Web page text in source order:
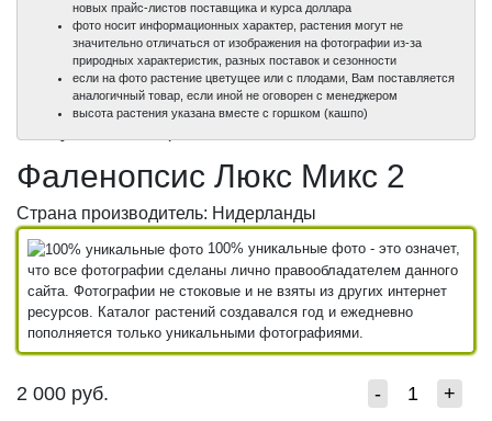
100%
100%
новых прайс-листов поставщика и курса доллара
фото носит информационных характер, растения могут не
значительно отличаться от изображения на фотографии из-за
природных характеристик, разных поставок и сезонности
если на фото растение цветущее или с плодами, Вам поставляется
аналогичный товар, если иной не оговорен с менеджером
высота растения указана вместе с горшком (кашпо)
Фаленопсис Люкс Микс 2
Страна производитель: Нидерланды
100% уникальные фото - это означет,
что все фотографии сделаны лично правообладателем данного
сайта. Фотографии не стоковые и не взяты из других интернет
ресурсов. Каталог растений создавался год и ежедневно
пополняется только уникальными фотографиями.
2 000 руб. - +